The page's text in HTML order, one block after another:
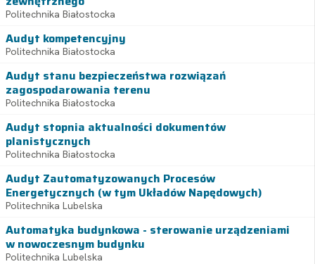
Politechnika Białostocka
Audyt kompetencyjny
Politechnika Białostocka
Audyt stanu bezpieczeństwa rozwiązań
zagospodarowania terenu
Politechnika Białostocka
Audyt stopnia aktualności dokumentów
planistycznych
Politechnika Białostocka
Audyt Zautomatyzowanych Procesów
Energetycznych (w tym Układów Napędowych)
Politechnika Lubelska
Automatyka budynkowa - sterowanie urządzeniami
w nowoczesnym budynku
Politechnika Lubelska